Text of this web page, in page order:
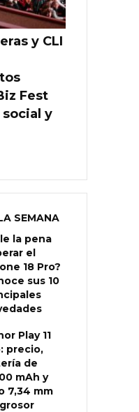
y CLI
Fest
y
SEMANA
la pena
el
18 Pro?
sus 10
Play 11
precio,
de
mAh y
7,34 mm